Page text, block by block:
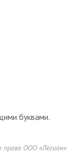
буквами.
ООО «Легион»